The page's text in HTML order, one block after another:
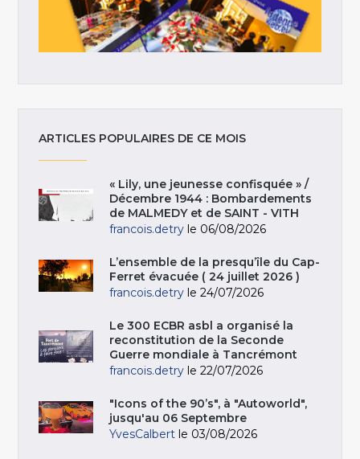
ARTICLES POPULAIRES DE CE MOIS
« Lily, une jeunesse confisquée » /
Décembre 1944 : Bombardements
de MALMEDY et de SAINT - VITH
francois.detry le 06/08/2026
L’ensemble de la presqu’île du Cap-
Ferret évacuée ( 24 juillet 2026 )
francois.detry le 24/07/2026
Le 300 ECBR asbl a organisé la
reconstitution de la Seconde
Guerre mondiale à Tancrémont
francois.detry le 22/07/2026
"Icons of the 90’s", à "Autoworld",
jusqu'au 06 Septembre
YvesCalbert le 03/08/2026